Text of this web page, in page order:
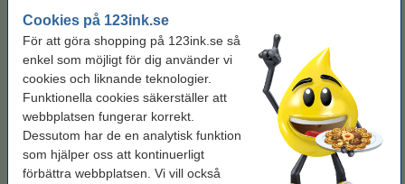
Cookies på 123ink.se
För att göra shopping på 123ink.se så
enkel som möjligt för dig använder vi
cookies och liknande teknologier.
Funktionella cookies säkerställer att
webbplatsen fungerar korrekt.
Dessutom har de en analytisk funktion
som hjälper oss att kontinuerligt
förbättra webbplatsen. Vi vill också
med varumärket 123ink!
Beställ nu så skickar vi på måndag!
Pris per ml 17,6 kr
300 kr Beställ
Svart tar slut först. Beställ mer!
Varumärket 123ink ersätter HP 302XL